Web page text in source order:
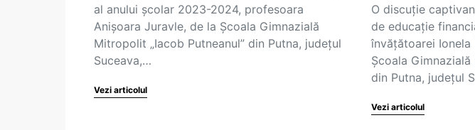
al anului școlar 2023-2024, profesoara
Anișoara Juravle, de la Școala Gimnazială
Mitropolit „Iacob Putneanul” din Putna, județul
Suceava,…
Vezi articolul
O discuție
de educație
învățătoarei
Școala
din Putna, județul
Vezi articolul